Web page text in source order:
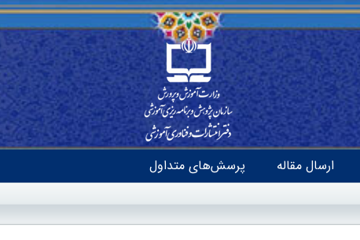
ارسال مقاله پرسش‌های متداول